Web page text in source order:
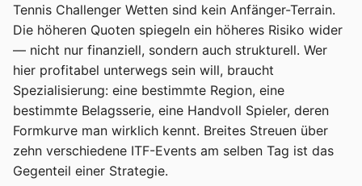
Tennis Challenger Wetten sind kein Anfänger-Terrain.
Die höheren Quoten spiegeln ein höheres Risiko wider
— nicht nur finanziell, sondern auch strukturell. Wer
hier profitabel unterwegs sein will, braucht
Spezialisierung: eine bestimmte Region, eine
bestimmte Belagsserie, eine Handvoll Spieler, deren
Formkurve man wirklich kennt. Breites Streuen über
zehn verschiedene ITF-Events am selben Tag ist das
Gegenteil einer Strategie.